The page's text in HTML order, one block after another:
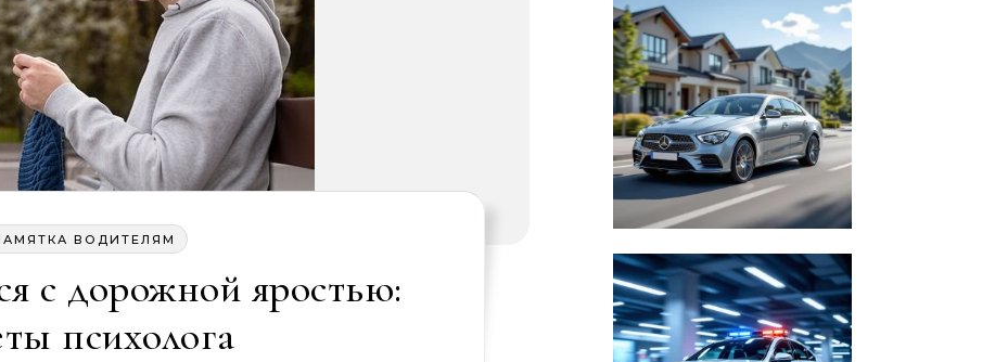
ВОДИТЕЛЯМ
с дорожной яростью:
психолога